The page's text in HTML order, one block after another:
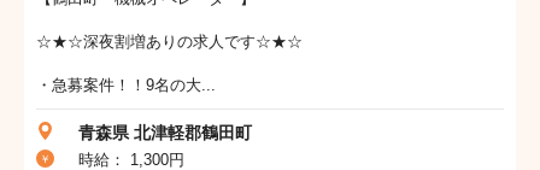
☆★☆深夜割増ありの求人です☆★☆
・急募案件！！9名の大...
青森県 北津軽郡鶴田町
時給： 1,300円